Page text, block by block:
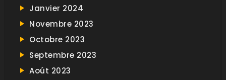
Janvier 2024
Novembre 2023
Octobre 2023
Septembre 2023
Août 2023